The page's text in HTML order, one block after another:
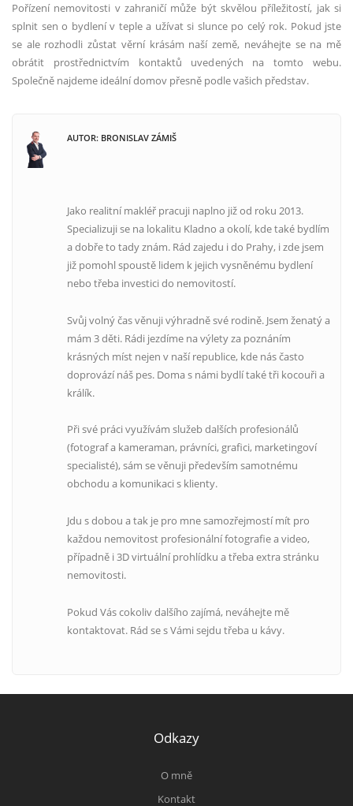
Pořízení nemovitosti v zahraničí může být skvělou příležitostí, jak si
splnit sen o bydlení v teple a užívat si slunce po celý rok. Pokud jste
se ale rozhodli zůstat věrní krásám naší země, neváhejte se na mě
obrátit prostřednictvím kontaktů uvedených na tomto webu.
Společně najdeme ideální domov přesně podle vašich představ.
AUTOR: BRONISLAV ZÁMIŠ
Jako realitní makléř pracuji naplno již od roku 2013.
Specializuji se na lokalitu Kladno a okolí, kde také bydlím
a dobře to tady znám. Rád zajedu i do Prahy, i zde jsem
již pomohl spoustě lidem k jejich vysněnému bydlení
nebo třeba investici do nemovitostí.
Svůj volný čas věnuji výhradně své rodině. Jsem ženatý a
mám 3 děti. Rádi jezdíme na výlety za poznáním
krásných míst nejen v naší republice, kde nás často
doprovází náš pes. Doma s námi bydlí také tři kocouři a
králík.
Při své práci využívám služeb dalších profesionálů
(fotograf a kameraman, právníci, grafici, marketingoví
specialisté), sám se věnuji především samotnému
obchodu a komunikaci s klienty.
Jdu s dobou a tak je pro mne samozřejmostí mít pro
každou nemovitost profesionální fotografie a video,
případně i 3D virtuální prohlídku a třeba extra stránku
nemovitosti.
Pokud Vás cokoliv dalšího zajímá, neváhejte mě
kontaktovat. Rád se s Vámi sejdu třeba u kávy.
Odkazy
O mně
Kontakt